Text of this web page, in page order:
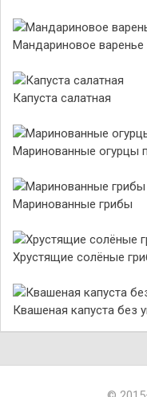
Мандариновое
Капуста салатная
Маринованные огурцы
Маринованные грибы
Хрустящие солёные
Квашеная капуста без